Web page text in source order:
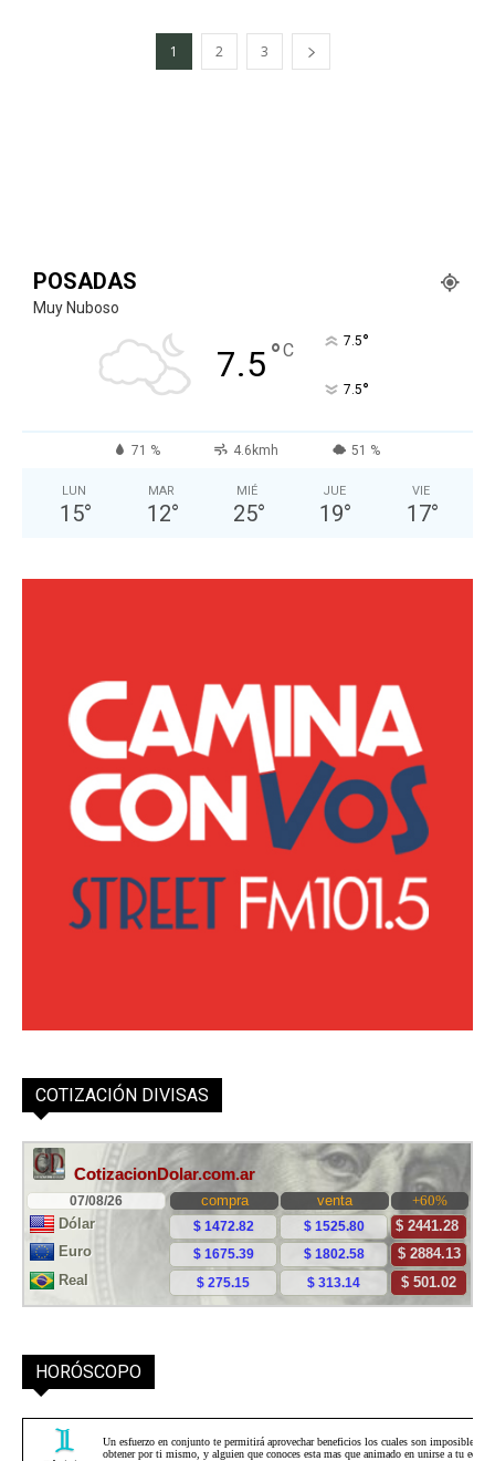
1 2 3
POSADAS
Muy Nuboso
7.5°C 7.5°
7.5°
71 % 4.6kmh 51 %
LUN
15°
MAR
12°
MIÉ
25°
JUE
19°
VIE
17°
COTIZACIÓN DIVISAS
HORÓSCOPO